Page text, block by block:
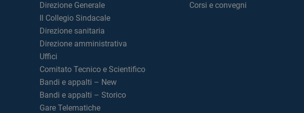
Direzione Generale
Il Collegio Sindacale
Direzione sanitaria
Direzione amministrativa
Uffici
Comitato Tecnico e Scientifico
Bandi e appalti – New
Bandi e appalti – Storico
Gare Telematiche
Corsi e convegni